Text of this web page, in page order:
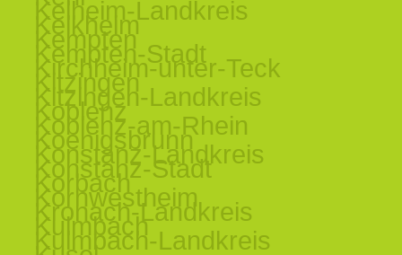
Kelheim-Landkreis
Kelkheim
Kempten
Kempten-Stadt
Kirchheim-unter-Teck
Kitzingen
Kitzingen-Landkreis
Koblenz
Koblenz-am-Rhein
Koenigsbrunn
Konstanz-Landkreis
Konstanz-Stadt
Korbach
Kornwestheim
Kronach-Landkreis
Kulmbach
Kulmbach-Landkreis